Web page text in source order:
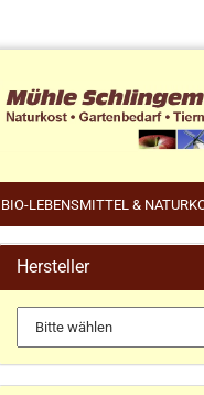
BIO-LEBENSMITTEL &
Küchengeräte und Zubehör
Dr. Haubrich
Hersteller